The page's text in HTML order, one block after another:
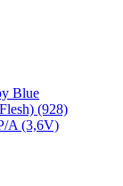
Blue
(928)
A (3,6V)